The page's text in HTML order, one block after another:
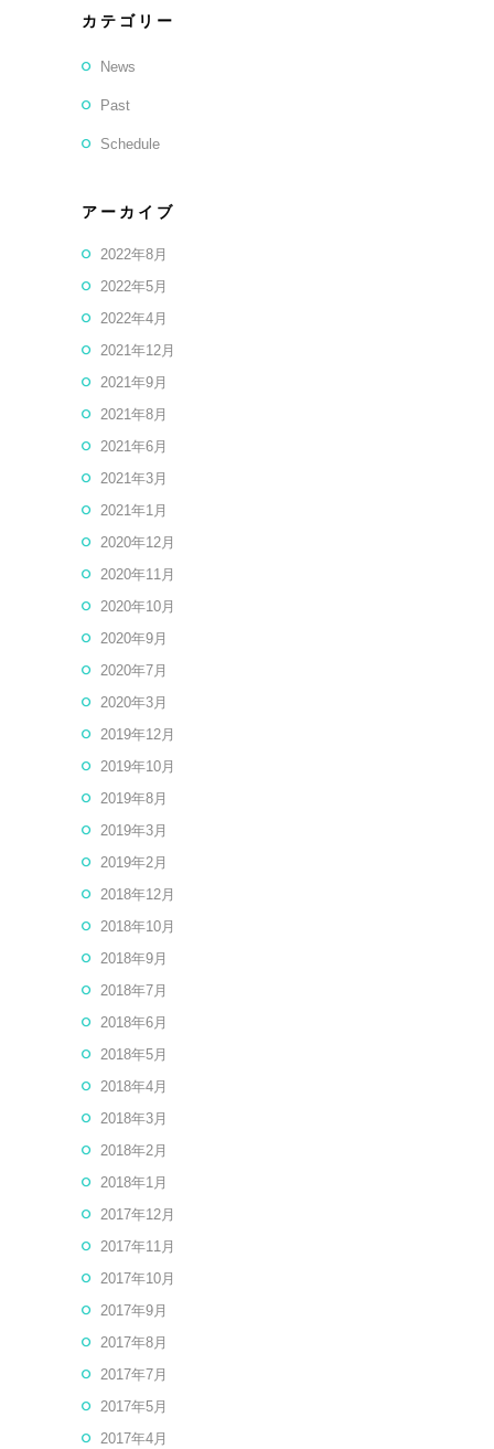
カテゴリー
News
Past
Schedule
アーカイブ
2022年8月
2022年5月
2022年4月
2021年12月
2021年9月
2021年8月
2021年6月
2021年3月
2021年1月
2020年12月
2020年11月
2020年10月
2020年9月
2020年7月
2020年3月
2019年12月
2019年10月
2019年8月
2019年3月
2019年2月
2018年12月
2018年10月
2018年9月
2018年7月
2018年6月
2018年5月
2018年4月
2018年3月
2018年2月
2018年1月
2017年12月
2017年11月
2017年10月
2017年9月
2017年8月
2017年7月
2017年5月
2017年4月